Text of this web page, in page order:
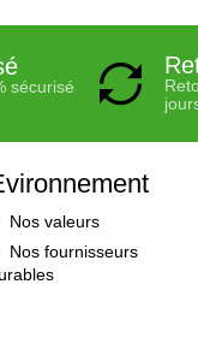
sécurisé
Nos valeurs
Nos fournisseurs